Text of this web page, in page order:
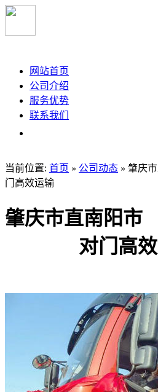
网站首页
公司介绍
服务优势
联系我们
当前位置: 首页 » 公司动态 » 肇庆
门高效运输
肇庆市直南阳市
对门高